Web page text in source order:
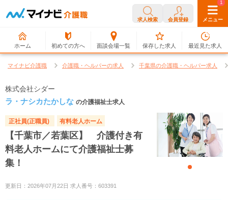
求人検索 会員登録 メニュー
ホーム 初めての方へ 面談会場一覧
0
保存した求人
1
最近見た求人
マイナビ介護職 介護職・ヘルパーの求人 千葉県の介護職・ヘルパー求人
株式会社シダー
ラ・ナシカたかしな の介護福祉士求人
正社員(正職員) 有料老人ホーム
【千葉市／若葉区】 介護付き有
料老人ホームにて介護福祉士募
集！
更新日：2026年07月22日 求人番号：603391